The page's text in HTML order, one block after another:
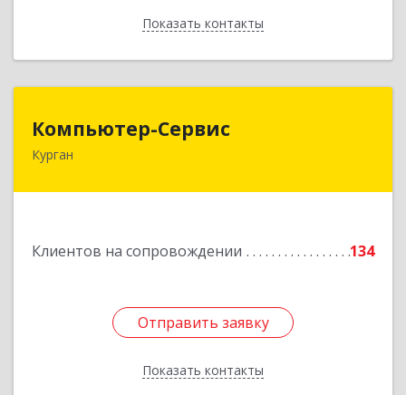
Показать контакты
Назад
Компьютер-Сервис
Курган
Клиентов на сопровождении 134
Отправить заявку
Показать контакты
Отправить заявку
Назад